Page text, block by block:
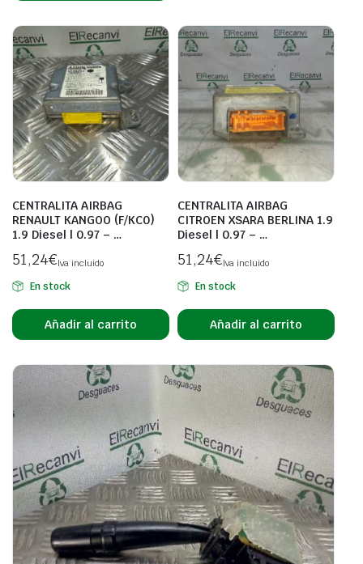
CENTRALITA AIRBAG
RENAULT KANGOO (F/KC0)
1.9 Diesel | 0.97 – …
51,24€Iva incluido
En stock
Añadir al carrito
CENTRALITA AIRBAG
CITROEN XSARA BERLINA 1.9
Diesel | 0.97 – …
51,24€Iva incluido
En stock
Añadir al carrito